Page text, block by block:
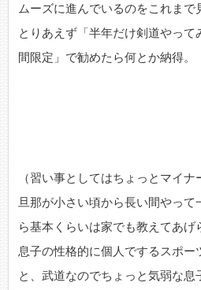
ムーズに進んでいるのをこれまで
とりあえず「半年だけ剣道やって
間限定」で勧めたら何とか納得。
（習い事としてはちょっとマイナ
旦那が小さい頃から長い間やっ
ら基本くらいは家でも教えてあげ
息子の性格的に個人でするスポー
と、武道なのでちょっと気弱な息